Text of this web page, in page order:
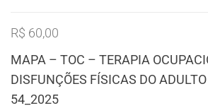
R$ 60,00
MAPA – TOC – TERAPIA
DISFUNÇÕES FÍSICAS DO
54_2025